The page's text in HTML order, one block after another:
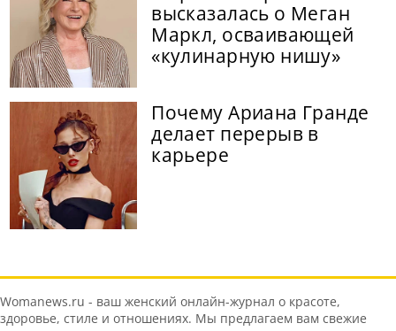
высказалась о Меган
Маркл, осваивающей
«кулинарную нишу»
Почему Ариана Гранде
делает перерыв в
карьере
Womanews.ru - ваш женский онлайн-журнал о красоте,
здоровье, стиле и отношениях. Мы предлагаем вам свежие